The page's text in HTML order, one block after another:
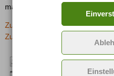
machbar".
Zurück zur letzten Seite
Zur Übersicht: -> Zubehör